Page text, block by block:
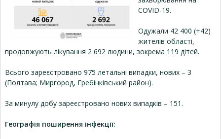
COVID-19.
Одужали 42 400 (+42)
жителів області,
продовжують лікування 2 692 людини, зокрема 119 дітей.
Всього зареєстровано 975 летальні випадки, нових – 3
(Полтава; Миргород, Гребінківський район).
За минулу добу зареєстровано нових випадків – 151.
Географія поширення інфекції: